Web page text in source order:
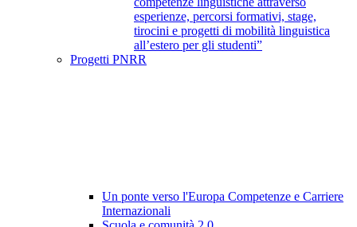
esperienze, percorsi formativi, stage,
tirocini e progetti di mobilità linguistica
all’estero per gli studenti”
Progetti PNRR
Un ponte verso l'Europa Competenze e Carriere
Internazionali